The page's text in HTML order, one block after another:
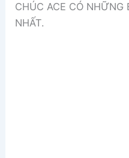
CHÚC ACE CÓ NHỮNG
NHẤT.